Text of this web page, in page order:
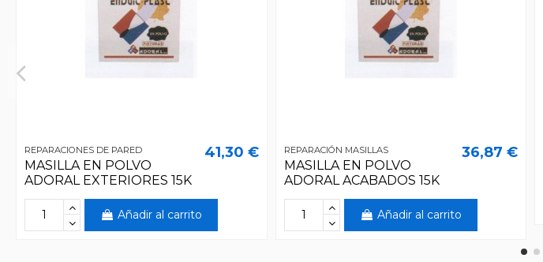
REPARACIONES DE PARED
MASILLA EN POLVO
ADORAL EXTERIORES 15K
41,30 €
Añadir al carrito
REPARACIÓN MASILLAS
MASILLA EN POLVO
ADORAL ACABADOS 15K
36,87 €
Añadir al carrito